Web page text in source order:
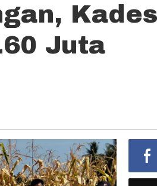
Kades
Juta